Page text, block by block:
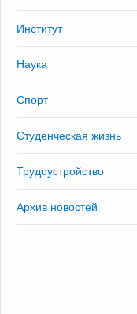
Институт
Наука
Спорт
Студенческая жизнь
Трудоустройство
Архив новостей